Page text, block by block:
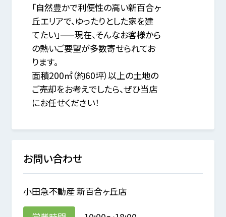
「自然豊かで利便性の高い新百合ヶ
丘エリアで、ゆったりとした家を建
てたい」——現在、そんなお客様から
の熱いご要望が多数寄せられてお
ります。
面積200㎡（約60坪）以上の土地の
ご売却をお考えでしたら、ぜひ当店
にお任せください！
お問い合わせ
小田急不動産 新百合ヶ丘店